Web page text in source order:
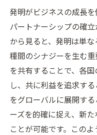
発明がビジネスの成長
パートナーシップの確
から見ると、発明は単
種間のシナジーを生む
を共有することで、各
し、共に利益を追求す
をグローバルに展開す
ーズを的確に捉え、新
ことが可能です。この